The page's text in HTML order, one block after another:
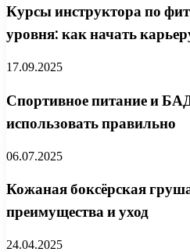
Курсы инструктора по
уровня: как начать
17.09.2025
Спортивное питание и
использовать правильно
06.07.2025
Кожаная боксёрская
преимущества и уход
24.04.2025